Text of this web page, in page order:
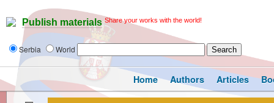
Publish materials Share your works with the world!
Serbia World
Home Authors Articles